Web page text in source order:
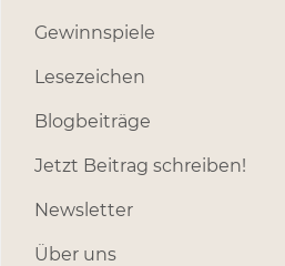
Gewinnspiele
Lesezeichen
Blogbeiträge
Jetzt Beitrag schreiben!
Newsletter
Über uns